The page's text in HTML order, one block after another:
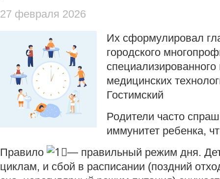
27 февраля 2026
Их сформулировал
городского
медицинских
Гостимский
Родители часто
иммунитет ребенка,
Правило
— правильный режим дня.
циклам, и сбой в расписании (поздний